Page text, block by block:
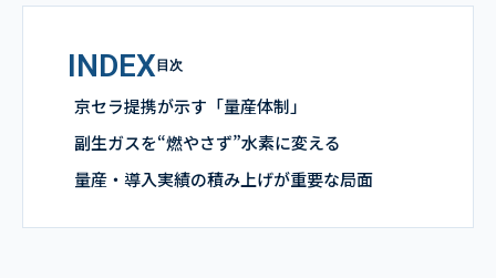
INDEX 目次
京セラ提携が示す「量産体制」
副生ガスを“燃やさず”水素に変える
量産・導入実績の積み上げが重要な局面